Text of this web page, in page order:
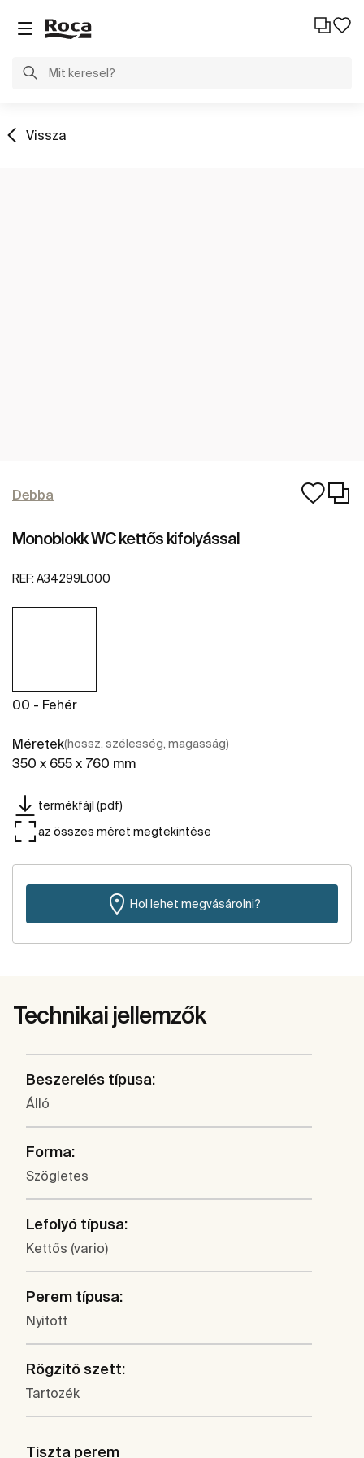
Vissza
Debba
Monoblokk WC kettős kifolyással
REF: A34299L000
00 - Fehér
Méretek(hossz, szélesség, magasság)
350 x 655 x 760 mm
termékfájl (pdf)
az összes méret megtekintése
Hol lehet megvásárolni?
Technikai jellemzők
Beszerelés típusa:
Álló
Forma:
Szögletes
Lefolyó típusa:
Kettős (vario)
Perem típusa:
Nyitott
Rögzítő szett:
Tartozék
Tiszta perem